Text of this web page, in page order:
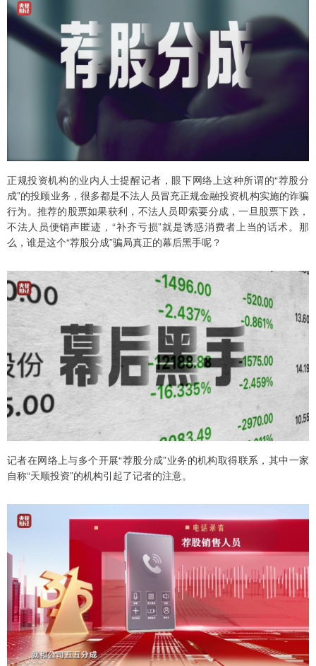
正规投资机构的业内人士提醒记者，眼下网络上这种所谓的“荐股分
成”的投顾业务，很多都是不法人员冒充正规金融投资机构实施的诈骗
行为。推荐的股票如果获利，不法人员即索要分成，一旦股票下跌，
不法人员便销声匿迹，“补齐亏损”就是诱惑消费者上当的话术。那
么，谁是这个“荐股分成”骗局真正的幕后黑手呢？
记者在网络上与多个开展“荐股分成”业务的机构取得联系，其中一家
自称“天顺投资”的机构引起了记者的注意。